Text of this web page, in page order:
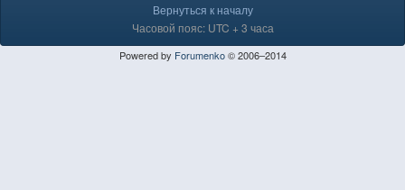
Вернуться к началу
Часовой пояс: UTC + 3 часа
Powered by Forumenko© 2006–2014